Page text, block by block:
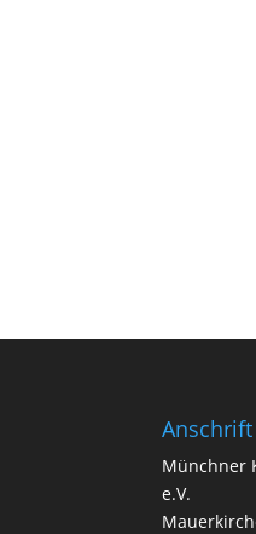
Anschrift
Münchner
e.V.